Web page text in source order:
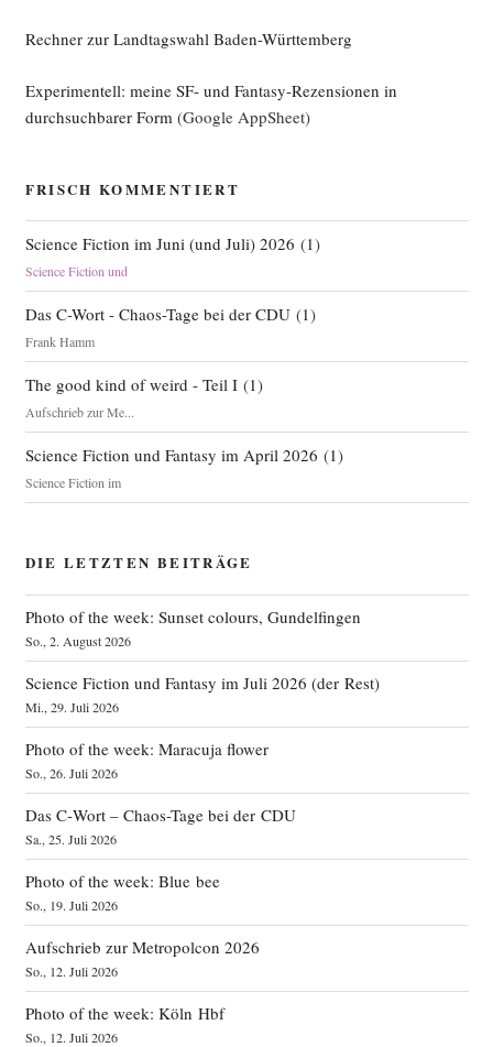
Rechner zur Landtagswahl Baden-Württemberg
Experimentell: meine SF- und Fantasy-Rezensionen in
durchsuchbarer Form (Google AppSheet)
FRISCH KOMMENTIERT
Science Fiction im Juni (und Juli) 2026 (1)
Science Fiction und
Das C-Wort - Chaos-Tage bei der CDU(1)
Frank Hamm
The good kind of weird - Teil I(1)
Aufschrieb zur Me...
Science Fiction und Fantasy im April 2026 (1)
Science Fiction im
DIE LETZTEN BEITRÄGE
Photo of the week: Sunset colours, Gundelfingen
So., 2. August 2026
Science Fiction und Fantasy im Juli 2026 (der Rest)
Mi., 29. Juli 2026
Photo of the week: Maracuja flower
So., 26. Juli 2026
Das C‑Wort – Chaos-Tage bei der CDU
Sa., 25. Juli 2026
Photo of the week: Blue bee
So., 19. Juli 2026
Aufschrieb zur Metropolcon 2026
So., 12. Juli 2026
Photo of the week: Köln Hbf
So., 12. Juli 2026